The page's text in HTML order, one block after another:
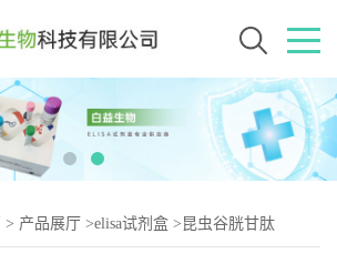
> 产品展厅 >elisa试剂盒 > 昆虫谷胱甘肽